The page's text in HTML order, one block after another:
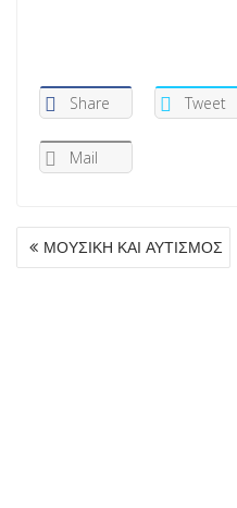
Share Tweet
Mail
ΠΛΟΉΓΗΣΗ
ΆΡΘΡΩΝ
ΜΟΥΣΙΚΗ ΚΑΙ ΑΥΤΙΣΜΟΣ